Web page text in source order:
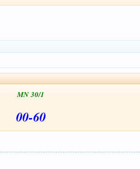
MN 30/1
00-60